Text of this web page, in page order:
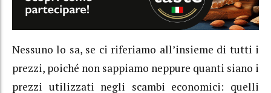
Nessuno lo sa, se ci riferiamo all’insieme di tutti i
prezzi, poiché non sappiamo neppure quanti siano i
prezzi utilizzati negli scambi economici: quelli